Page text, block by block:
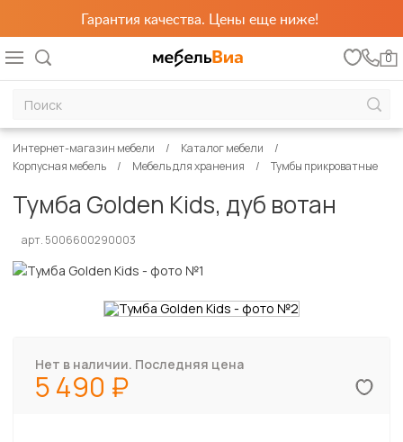
Гарантия качества. Цены еще ниже!
0
Интернет-магазин мебели
Каталог мебели
Корпусная мебель
Мебель для хранения Тумбы прикроватные
Тумба Golden Kids, дуб вотан
арт. 5006600290003
Нет в наличии. Последняя цена
5 490